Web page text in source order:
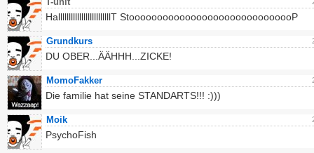
HalllllllllllllllllllllllllT StoooooooooooooooooooooooooooooP
Grundkurs
DU OBER...ÄÄHHH...ZICKE!
MomoFakker
Die familie hat seine STANDARTS!!! :)))
Moik
PsychoFish